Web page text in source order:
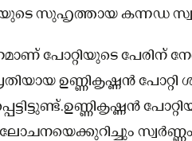
സുഹൃത്തായ കന്നഡ
പോറ്റിയുടെ പേരിന്
ഉണ്ണികൃഷ്ണൻ